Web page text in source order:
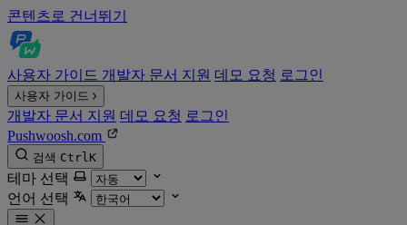
콘텐츠로 건너뛰기
사용자 가이드 개발자 문서 지원 데모 요청 로그인
사용자 가이드
개발자 문서 지원 데모 요청 로그인
Pushwoosh.com
검색 CtrlK
테마 선택
언어 선택